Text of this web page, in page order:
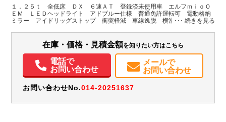
埼玉県 -
W:1,690
H:1,960
無
パワステ パワーウィンドウ ABS エアバッグ
集中ドアロック
電動格納ミラー
バックモニター
記録簿（一部含む）
取扱説明書（一部含む）
メンテナンスノート（保証書）
１．２５ｔ 全低床 ＤＸ ６速ＡＴ 登録済未使用車 エルフｍｉｏＯ
ＥＭ ＬＥＤヘッドライト アドブルー仕様 普通免許運転可 電動格納
ミラー アイドリッグストップ 衝突軽減 車線逸脱 横滑り防止
在庫・価格・見積金額を知りたい方はこちら
電話で
お問い合わせ
メールで
お問い合わせ
お問い合わせNo.014-20251637